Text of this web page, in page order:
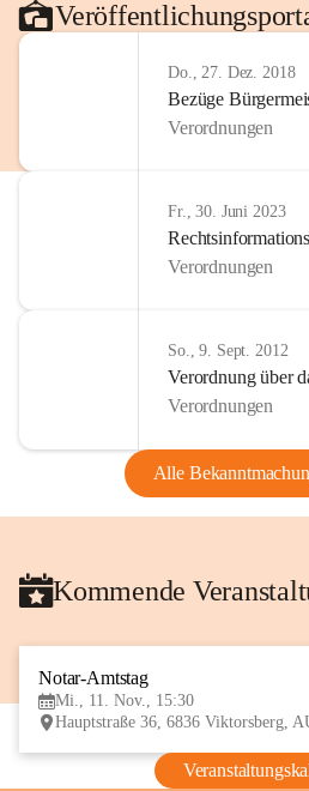
Do., 27. Dez. 2018
Bezüge
Verordnungen
Fr., 30. Juni 2023
Verordnungen
So., 9. Sept. 2012
Verordnung über
Verordnungen
Alle
Kommende
Notar-Amtstag
Mi., 11. Nov., 15:30
Hauptstraße 36, 6836 Viktorsberg,